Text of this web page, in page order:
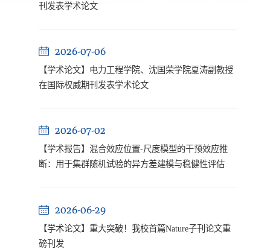
刊发表学术论文
2026-07-06
【学术论文】电力工程学院、沈国荣学院夏涛副教授
在国际权威期刊发表学术论文
2026-07-02
【学术报告】混合效应位置-尺度模型的干预效应推
断：用于集群随机试验的异方差建模与稳健性评估
2026-06-29
【学术论文】重大突破！我校首篇Nature子刊论文重
磅刊发